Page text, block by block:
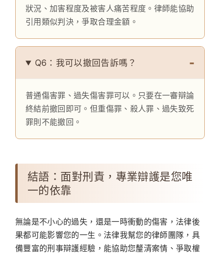
狀況、加害程度及被害人痛苦程度。律師能協助
引用類似判決，爭取合理金額。
Q6：我可以撤回告訴嗎？
普通傷害罪、過失傷害罪可以。只要在一審辯論
終結前撤回即可。但重傷罪、殺人罪、過失致死
罪則不能撤回。
結語：面對刑責，專業辯護是您唯
一的依靠
無論是不小心的過失，還是一時衝動的傷害，法律後
果都可能影響您的一生。法律我幫您的律師團隊，具
備豐富的刑事辯護經驗，能協助您釐清案情、爭取權